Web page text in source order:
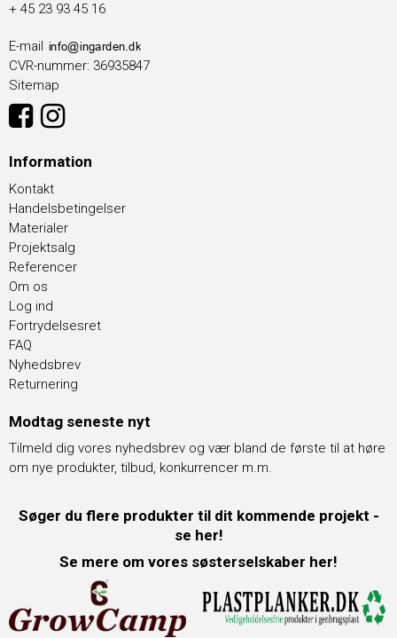
+ 45 23 93 45 16
E-mail
CVR-nummer: 36935847
Sitemap
Information
Kontakt
Handelsbetingelser
Materialer
Projektsalg
Referencer
Om os
Log ind
Fortrydelsesret
FAQ
Nyhedsbrev
Returnering
Modtag seneste nyt
Tilmeld dig vores nyhedsbrev og vær bland de første til at høre
om nye produkter, tilbud, konkurrencer m.m.
Søger du flere produkter til dit kommende projekt -
se her!
Se mere om vores søsterselskaber her!